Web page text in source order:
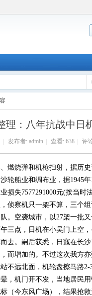
理：八年抗战中日
发布者: admin 查看: 638 评
烧弹和机枪扫射，据历史
轮船业和绸布业，据1945
损失7577291000元(按当
侦察机只一架不算，三个
。空袭城市，以27架一批
三点，日机在小吴门上空
去。嗣后获悉，日寇在长
而增加的。不过这次我方
不远北面，机轮盘擦马路
，机门开不发，当地居民
（今东风广场），结果抢